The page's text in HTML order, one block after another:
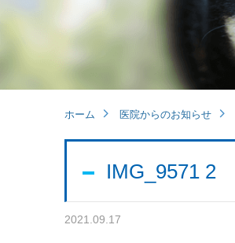
ホーム 医院からのお知らせ
IMG_9571 2
2021.09.17